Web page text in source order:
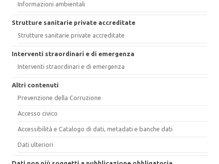
Informazioni ambientali
Strutture sanitarie private accreditate
Strutture sanitarie private accreditate
Interventi straordinari e di emergenza
Interventi straordinari e di emergenza
Altri contenuti
Prevenzione della Corruzione
Accesso civico
Accessibilità e Catalogo di dati, metadati e banche dati
Dati ulteriori